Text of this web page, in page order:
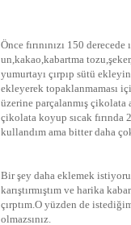
Önce fırınınızı 150
un,kakao,kabartma
yumurtayı çırpıp sütü
ekleyerek topaklanmaması
üzerine parçalanmış çikolata
çikolata koyup sıcak
kullandım ama bitter daha
Bir şey daha eklemek
karıştırmıştım ve harika
çırptım.O yüzden de
olmazsınız.